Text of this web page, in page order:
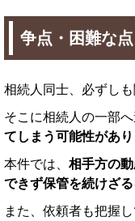
争点・困難な点
相続人同士、必ずし
そこに相続人の一部
てしまう可能性があり
本件では、 相手方の
できず保管を続けざ
また、依頼者も把握